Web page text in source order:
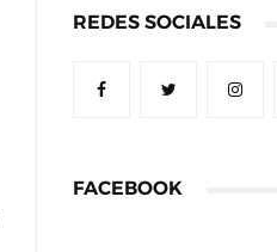
REDES SOCIALES
FACEBOOK